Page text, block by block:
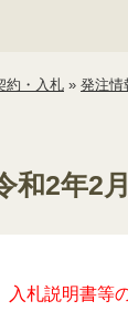
約・入札 » 発注情
和2年2月
入札説明書等